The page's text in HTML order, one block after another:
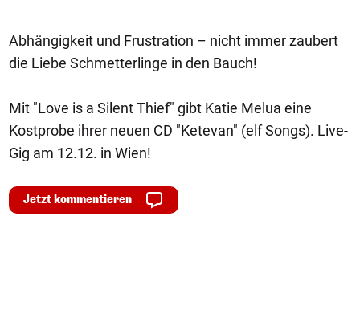
Abhängigkeit und Frustration – nicht immer zaubert
die Liebe Schmetterlinge in den Bauch!
Mit "Love is a Silent Thief" gibt Katie Melua eine
Kostprobe ihrer neuen CD "Ketevan" (elf Songs). Live-
Gig am 12.12. in Wien!
Jetzt kommentieren